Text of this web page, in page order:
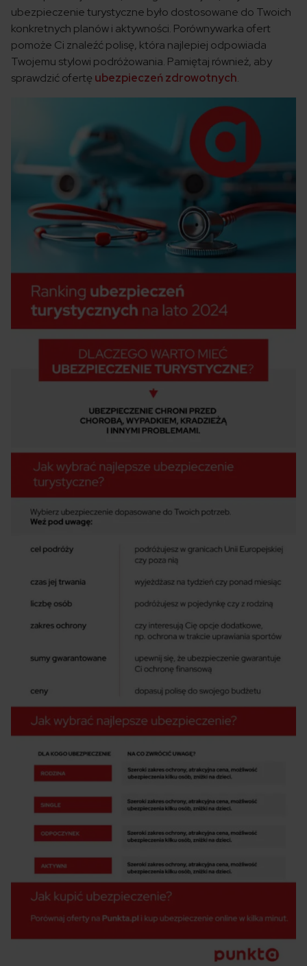
ubezpieczenie turystyczne było dostosowane do Twoich
konkretnych planów i aktywności. Porównywarka ofert
pomoże Ci znaleźć polisę, która najlepiej odpowiada
Twojemu stylowi podróżowania. Pamiętaj również, aby
sprawdzić ofertę ubezpieczeń zdrowotnych.